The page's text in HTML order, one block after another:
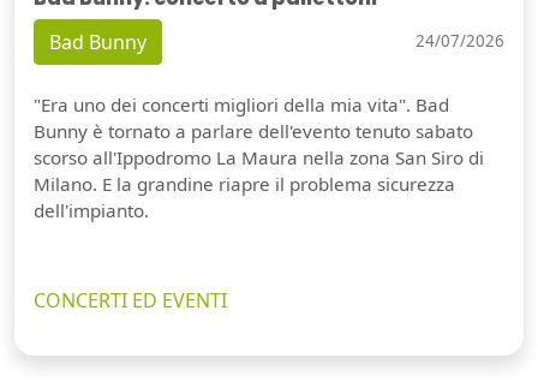
Bad Bunny 24/07/2026
"Era uno dei concerti migliori della mia vita". Bad
Bunny è tornato a parlare dell'evento tenuto sabato
scorso all'Ippodromo La Maura nella zona San Siro di
Milano. E la grandine riapre il problema sicurezza
dell'impianto.
CONCERTI ED EVENTI